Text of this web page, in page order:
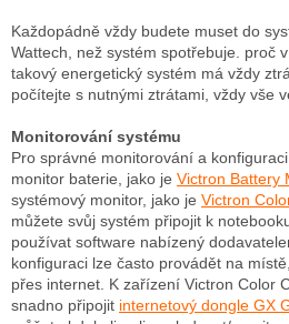
Každopádně vždy budete muset do
Wattech, než systém spotřebuje. proč
takový energetický systém má vždy
počítejte s nutnými ztrátami, vždy vše
Monitorování systému
Pro správné monitorování a
monitor baterie, jako je Victron Battery
systémový monitor, jako je Victron
můžete svůj systém připojit k
používat software nabízený
konfiguraci lze často provádět na
přes internet. K zařízení Victron Color
snadno připojit internetový dongle GX